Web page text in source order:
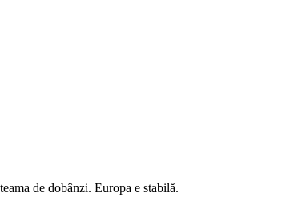
de dobânzi. Europa e stabilă.